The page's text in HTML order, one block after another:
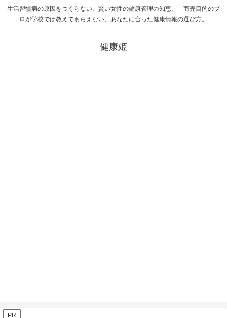
生活習慣病の原因をつくらない、賢い女性の健康管理の知恵。 商売目的のプ
ロが学校では教えてもらえない、あなたに合った健康情報の選び方。
健康姫
PR